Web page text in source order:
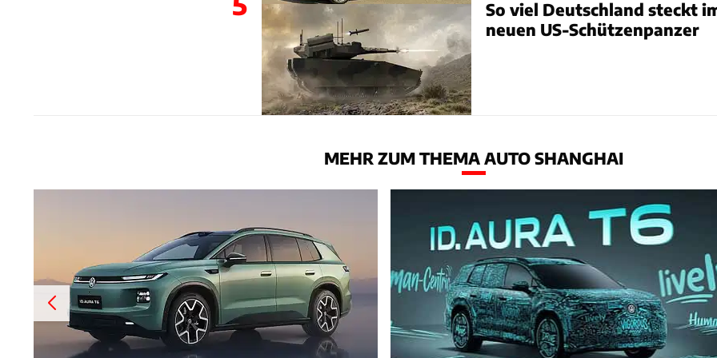
So viel Deutschland steckt
neuen US-Schützenpanzer
MEHR ZUM THEMA AUTO SHANGHAI